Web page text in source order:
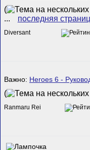
(
...
последняя
Diversant
Важно: Heroes 6 -
(
Ranmaru Rei